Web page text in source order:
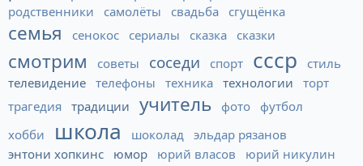
родственники
самолёты свадьба сгущёнка
семья сенокос сериалы сказка сказки
смотрим советы соседи спорт ссср
стиль
телевидение телефоны техника технологии
торт
трагедия
традиции учитель фото футбол
хобби
школа шоколад эльдар рязанов
энтони хопкинс
юмор юрий власов юрий никулин